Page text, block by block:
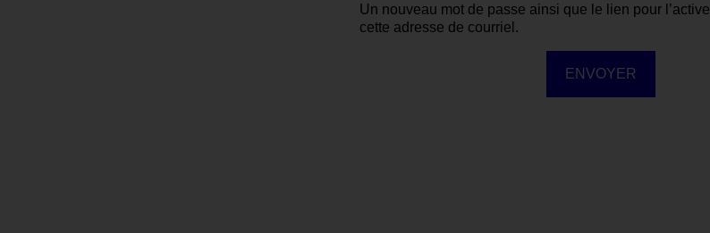
Un nouveau mot de passe ainsi que le lien pour
cette adresse de courriel.
ENVOYER